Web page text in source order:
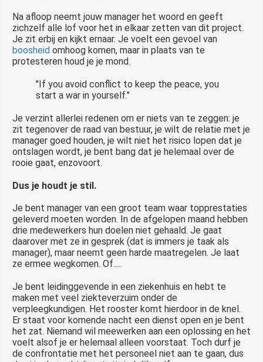
Na afloop neemt jouw manager het woord en geeft
zichzelf alle lof voor het in elkaar zetten van dit project.
Je zit erbij en kijkt ernaar. Je voelt een gevoel van
boosheid omhoog komen, maar in plaats van te
protesteren houd je je mond.
"If you avoid conflict to keep the peace, you
start a war in yourself."
Je verzint allerlei redenen om er niets van te zeggen: je
zit tegenover de raad van bestuur, je wilt de relatie met je
manager goed houden, je wilt niet het risico lopen dat je
ontslagen wordt, je bent bang dat je helemaal over de
rooie gaat, enzovoort.
Dus je houdt je stil.
Je bent manager van een groot team waar topprestaties
geleverd moeten worden. In de afgelopen maand hebben
drie medewerkers hun doelen niet gehaald. Je gaat
daarover met ze in gesprek (dat is immers je taak als
manager), maar neemt geen harde maatregelen. Je laat
ze ermee wegkomen. Of.....
Je bent leidinggevende in een ziekenhuis en hebt te
maken met veel ziekteverzuim onder de
verpleegkundigen. Het rooster komt hierdoor in de knel.
Er staat voor komende nacht een dienst open en je bent
het zat. Niemand wil meewerken aan een oplossing en het
voelt alsof je er helemaal alleen voorstaat. Toch durf je
de confrontatie met het personeel niet aan te gaan, dus